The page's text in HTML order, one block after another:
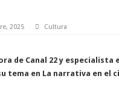
2025 Cultura
de Canal 22 y
tema en La narrativa en el